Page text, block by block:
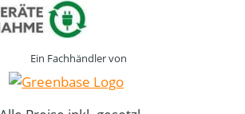
Ein Fachhändler von